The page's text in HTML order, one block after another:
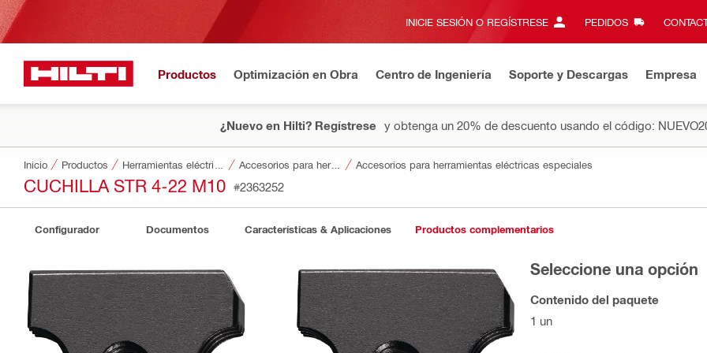
INICIE SESIÓN O REGÍSTRESE PEDIDOS
Productos Optimización en Obra Centro de Ingeniería Soporte y Descargas Empresa
¿Nuevo en Hilti? Regístrese y obtenga un 20% de descuento usando el código:
Inicio Productos Accesorios para herramientas Accesorios para herramientas eléctricas especiales
CUCHILLA STR 4-22 M10 #2363252
Configurador Documentos Características & Aplicaciones Productos complementarios
Seleccione una opción
Contenido del paquete
1 un